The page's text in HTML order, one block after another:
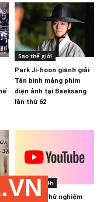
Sao thế giới
Park Ji-hoon giành giải
Tân binh mảng phim
điện ảnh tại Baeksang
lần thứ 62
Internet 24h
YouTube thử nghiệm